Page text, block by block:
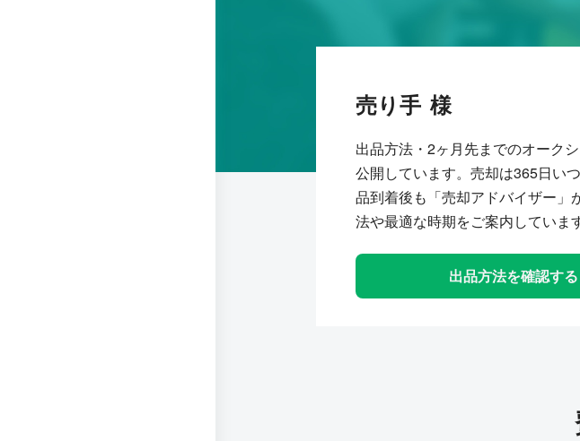
売り手
出品方法・2ヶ月先までのオーク
公開しています。売却は365日い
品到着後も「売却アドバイザー」
法や最適な時期をご案内しています
出品方法を確認する